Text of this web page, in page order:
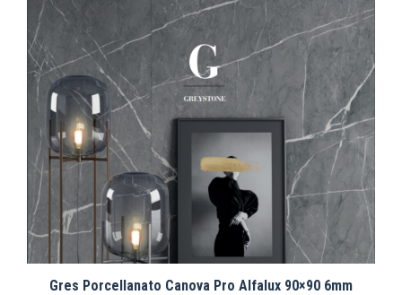
Gres Porcellanato Canova Pro Alfalux 90×90 6mm